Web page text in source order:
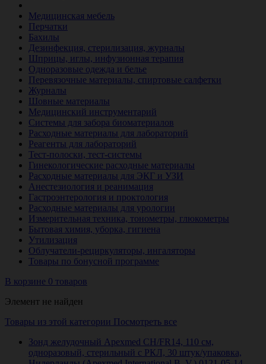
Медицинская мебель
Перчатки
Бахилы
Дезинфекция, стерилизация, журналы
Шприцы, иглы, инфузионная терапия
Одноразовые одежда и белье
Перевязочные материалы, спиртовые салфетки
Журналы
Шовные материалы
Медицинский инструментарий
Системы для забора биоматериалов
Расходные материалы для лабораторий
Реагенты для лабораторий
Тест-полоски, тест-системы
Гинекологические расходные материалы
Расходные материалы для ЭКГ и УЗИ
Анестезиология и реанимация
Гастроэнтерология и проктология
Расходные материалы для урологии
Измерительная техника, тонометры, глюкометры
Бытовая химия, уборка, гигиена
Утилизация
Облучатели-рециркуляторы, ингаляторы
Товары по бонусной программе
В корзине 0 товаров
Элемент не найден
Товары из этой категории Посмотреть все
Зонд желудочный Apexmed СН/FR14, 110 см,
одноразовый, стерильный с РКЛ, 30 штук/упаковка,